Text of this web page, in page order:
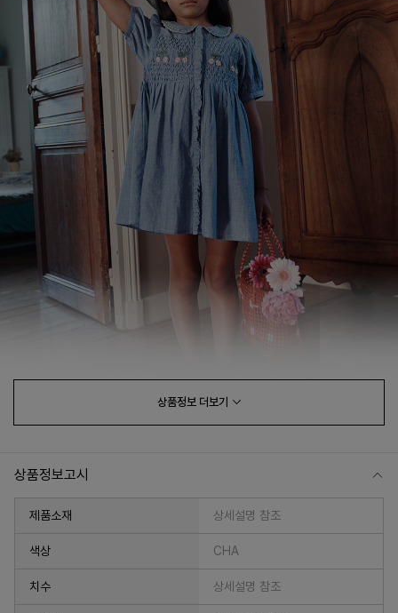
상품정보 더보기
상품정보고시
제품소재 상세설명 참조
색상 CHA
치수 상세설명 참조